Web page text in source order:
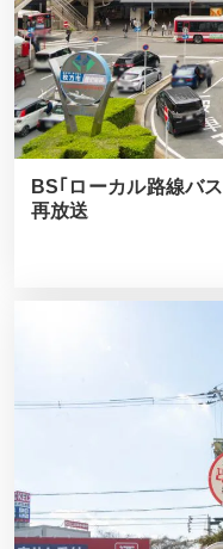
BS｢ローカル路線バ
再放送